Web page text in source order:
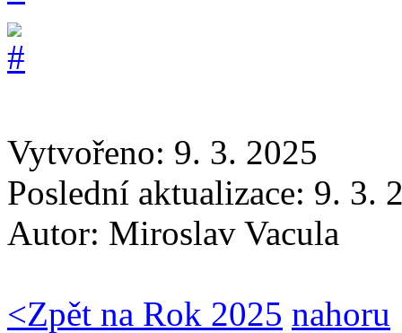
Vytvořeno: 9. 3. 2025
Poslední aktualizace: 9. 3.
Autor: Miroslav Vacula
<Zpět na Rok 2025 nahoru